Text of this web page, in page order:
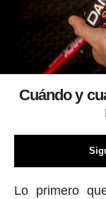
Cuándo y
Lo primero